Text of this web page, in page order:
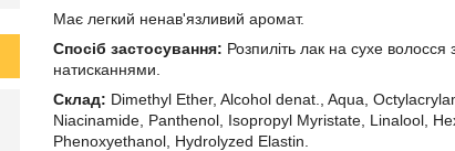
Має легкий ненав'язливий аромат.
Спосіб застосування: Розпиліть лак на сухе волосся
натисканнями.
Склад: Dimethyl Ether, Alcohol denat., Aqua,
Niacinamide, Panthenol, Isopropyl Myristate, Linalool,
Phenoxyethanol, Hydrolyzed Elastin.